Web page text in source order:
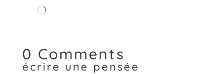
Chargement…
0 Comments
écrire une pensée